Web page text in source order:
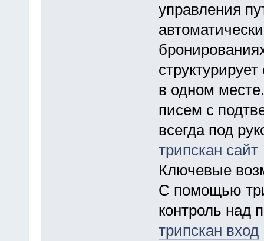
управления
в одном
писем с
всегда под
трипскан сайт
Ключевые
С помощью
контроль над
трипскан вход